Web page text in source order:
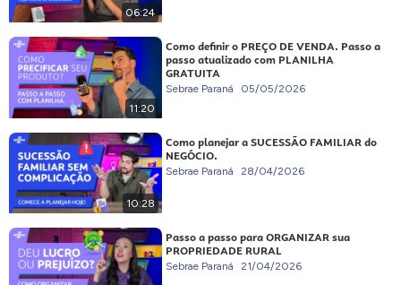
06:24
11:20
Como definir o PREÇO DE VENDA. Passo a
passo atualizado com PLANILHA
GRATUITA
Sebrae Paraná 05/05/2026
10:28
Como planejar a SUCESSÃO FAMILIAR do
NEGÓCIO.
Sebrae Paraná 28/04/2026
Passo a passo para ORGANIZAR sua
PROPRIEDADE RURAL
Sebrae Paraná 21/04/2026